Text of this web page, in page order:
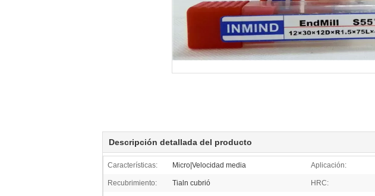
Descripción detallada del producto
Características: Micro|Velocidad media Aplicación:
Recubrimiento: Tialn cubrió HRC: